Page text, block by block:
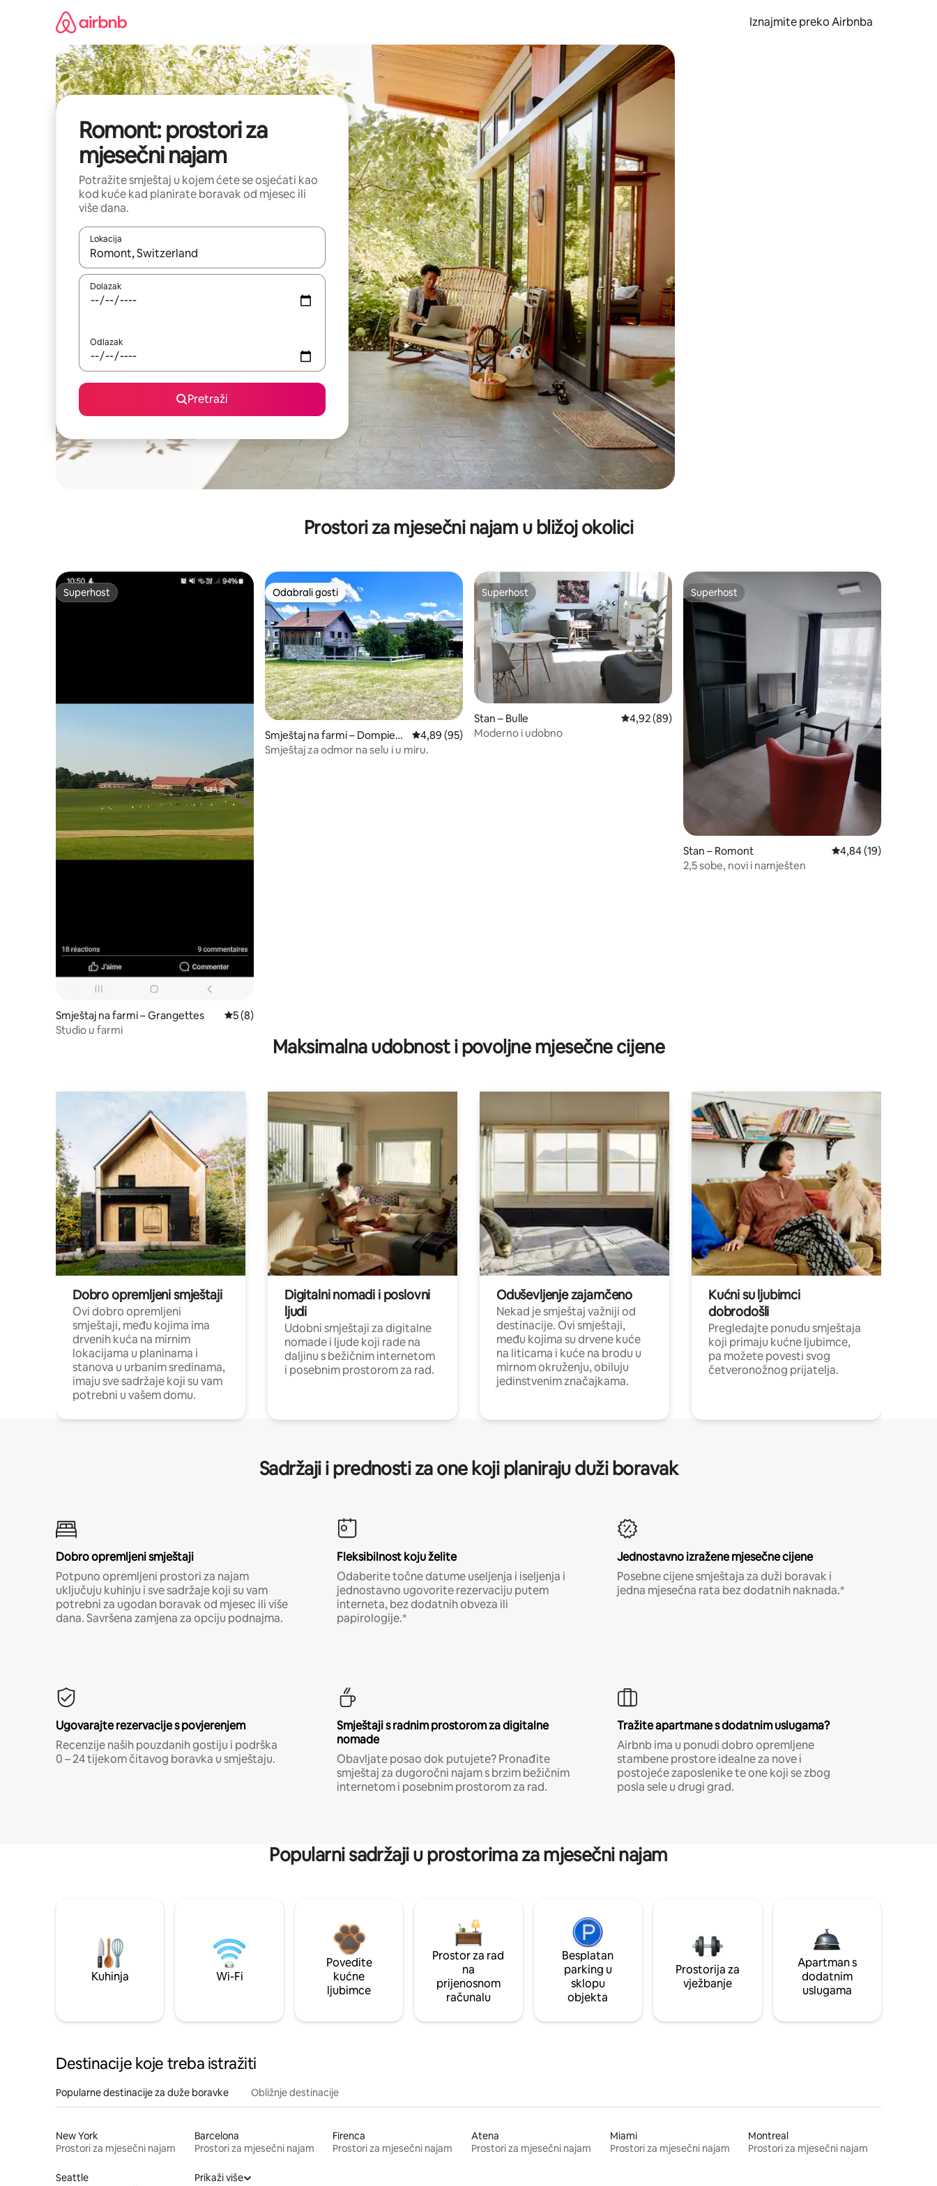
Iznajmite preko Airbnba
Romont: prostori za
mjesečni najam
Potražite smještaj u kojem ćete se osjećati kao
kod kuće kad planirate boravak od mjesec ili
više dana.
Lokacija
Kada budu dostupni rezultati, moći ćete ih pregledati koristeći se strelicama prema gore i prema dolje, kao i dodirom ili prelaskom prstom po zaslonu.
Dolazak
Odlazak
Pretraži
Prostori za mjesečni najam u bližoj okolici
Superhost
Superhost
Smještaj na farmi – Grangettes Prosječna ocjena: 5/5, recenzija: 8
5 (8)
Studio u farmi
Odabrali gosti
Odabrali gosti
Smještaj na farmi – Dompierr
e
Prosječna ocjena: 4,89/5, recenzija: 95
4,89 (95)
Smještaj za odmor na selu i u miru.
Superhost
Superhost
Stan – Bulle Prosječna ocjena: 4,92/5, recenzija: 89
4,92 (89)
Moderno i udobno
Superhost
Superhost
Stan – Romont Prosječna ocjena:
4,84 (19)
2,5 sobe, novi i namješten
Maksimalna udobnost i povoljne mjesečne cijene
Dobro opremljeni smještaji
Ovi dobro opremljeni
smještaji, među kojima ima
drvenih kuća na mirnim
lokacijama u planinama i
stanova u urbanim sredinama,
imaju sve sadržaje koji su vam
potrebni u vašem domu.
Digitalni nomadi i poslovni
ljudi
Udobni smještaji za digitalne
nomade i ljude koji rade na
daljinu s bežičnim internetom
i posebnim prostorom za rad.
Oduševljenje zajamčeno
Nekad je smještaj važniji od
destinacije. Ovi smještaji,
među kojima su drvene kuće
na liticama i kuće na brodu u
mirnom okruženju, obiluju
jedinstvenim značajkama.
Kućni su ljubimci
dobrodošli
Pregledajte ponudu smještaja
koji primaju kućne ljubimce,
pa možete povesti svog
četveronožnog prijatelja.
Sadržaji i prednosti za one koji planiraju duži boravak
Dobro opremljeni smještaji
Potpuno opremljeni prostori za najam
uključuju kuhinju i sve sadržaje koji su vam
potrebni za ugodan boravak od mjesec ili više
dana. Savršena zamjena za opciju podnajma.
Fleksibilnost koju želite
Odaberite točne datume useljenja i iseljenja i
jednostavno ugovorite rezervaciju putem
interneta, bez dodatnih obveza ili
papirologije.*
Jednostavno izražene mjesečne cijene
Posebne cijene smještaja za duži boravak i
jedna mjesečna rata bez dodatnih naknada.*
Ugovarajte rezervacije s povjerenjem
Recenzije naših pouzdanih gostiju i podrška
0 – 24 tijekom čitavog boravka u smještaju.
Smještaji s radnim prostorom za digitalne
nomade
Obavljate posao dok putujete? Pronađite
smještaj za dugoročni najam s brzim bežičnim
internetom i posebnim prostorom za rad.
Tražite apartmane s dodatnim uslugama?
Airbnb ima u ponudi dobro opremljene
stambene prostore idealne za nove i
postojeće zaposlenike te one koji se zbog
posla sele u drugi grad.
Popularni sadržaji u prostorima za mjesečni najam
Kuhinja Wi-Fi
Povedite
kućne
ljubimce
Prostor za rad
na
prijenosnom
računalu
Besplatan
parking u
sklopu
objekta
Prostorija za
vježbanje
Apartman s
dodatnim
uslugama
Destinacije koje treba istražiti
Popularne destinacije za duže boravke Obližnje destinacije
New York
Prostori za mjesečni najam
Barcelona
Prostori za mjesečni najam
Firenca
Prostori za mjesečni najam
Atena
Prostori za mjesečni najam
Miami
Prostori za mjesečni najam
Montreal
Prostori za mjesečni najam
Seattle
Prikaži više